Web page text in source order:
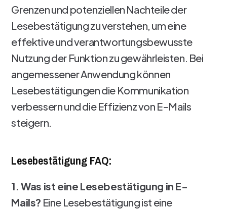
Grenzen und potenziellen Nachteile der
Lesebestätigung zu verstehen, um eine
effektive und verantwortungsbewusste
Nutzung der Funktion zu gewährleisten. Bei
angemessener Anwendung können
Lesebestätigungen die Kommunikation
verbessern und die Effizienz von E-Mails
steigern.
Lesebestätigung FAQ:
1. Was ist eine Lesebestätigung in E-
Mails? Eine Lesebestätigung ist eine